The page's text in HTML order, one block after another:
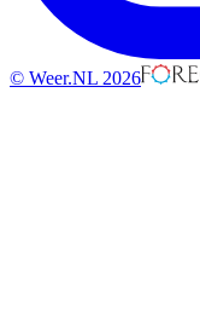
© Weer.NL 2026